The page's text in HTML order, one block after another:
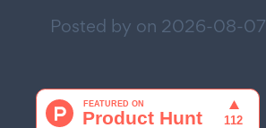
Posted by on 2026-08-07